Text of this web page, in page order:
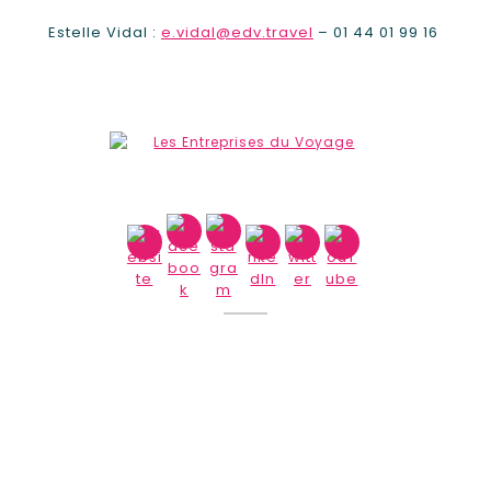
Estelle Vidal : e.vidal@edv.travel – 01 44 01 99 16